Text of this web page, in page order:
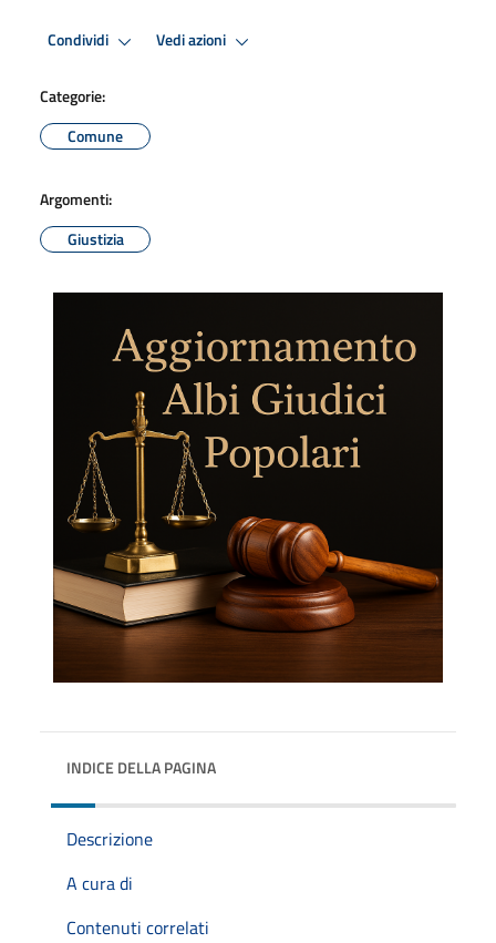
Condividi Vedi azioni
Categorie:
Comune
Argomenti:
Giustizia
INDICE DELLA PAGINA
Descrizione
A cura di
Contenuti correlati